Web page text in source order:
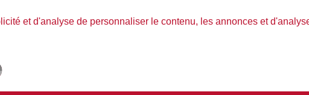
et d'analyse de personnaliser le contenu, les annonces et